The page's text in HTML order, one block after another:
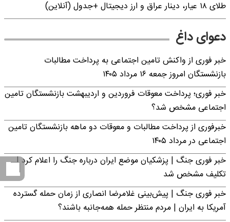
طلای ۱۸ عیار، دینار عراق و ارز دیجیتال +جدول (آنلاین)
دعوای داغ
خبر فوری از واکنش تامین اجتماعی به پرداخت مطالبات
بازنشستگان امروز جمعه ۱۶ مرداد ۱۴۰۵
خبر فوری؛ پرداخت معوقات فروردین و اردیبهشت بازنشستگان تامین
اجتماعی مشخص شد؟
خبرفوری از پرداخت مطالبات و معوقات دو ماهه بازنشستگان تامین
اجتماعی در مرداد ۱۴۰۵
خبر فوری جنگ | پزشکیان موضع ایران درباره جنگ را اعلام کرد |
تکلیف مشخص شد
خبر فوری جنگ | پیش‌بینی غلامرضا انصاری از زمان حمله گسترده
آمریکا به ایران | مردم منتظر حمله همه‌جانبه باشند؟